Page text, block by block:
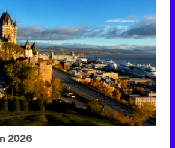
2026